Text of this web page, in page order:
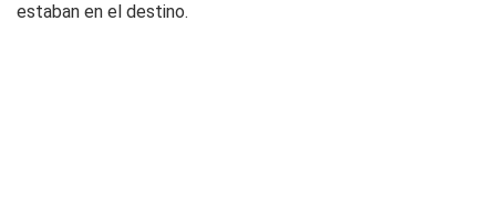
estaban en el destino.